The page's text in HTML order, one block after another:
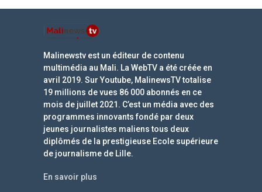
Malinewstv est un éditeur de contenu
multimédia au Mali. La WebTV a été créée en
avril 2019. Sur Youtube, MalinewsTV totalise
19 millions de vues 86 000 abonnés en ce
mois de juillet 2021. C’est un média avec des
programmes innovants fondé par deux
jeunes journalistes maliens tous deux
diplômés de la prestigieuse Ecole supérieure
de journalisme de Lille.
En savoir plus